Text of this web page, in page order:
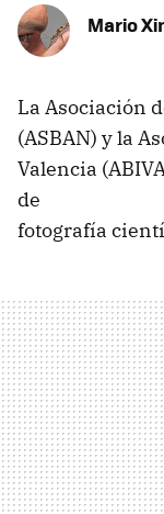
Mario
La Asociación
(ASBAN) y la
Valencia (
de
fotografía